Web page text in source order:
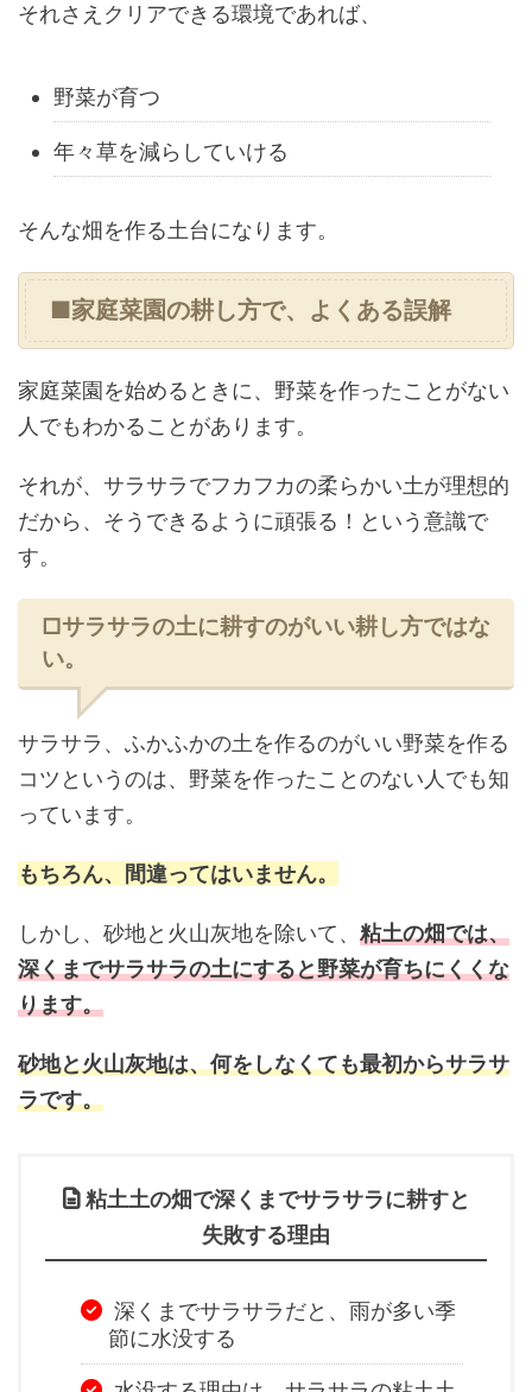
それさえクリアできる環境であれば、
野菜が育つ
年々草を減らしていける
そんな畑を作る土台になります。
■家庭菜園の耕し方で、よくある誤解
家庭菜園を始めるときに、野菜を作ったことがない
人でもわかることがあります。
それが、サラサラでフカフカの柔らかい土が理想的
だから、そうできるように頑張る！という意識で
す。
□サラサラの土に耕すのがいい耕し方ではな
い。
サラサラ、ふかふかの土を作るのがいい野菜を作る
コツというのは、野菜を作ったことのない人でも知
っています。
もちろん、間違ってはいません。
しかし、砂地と火山灰地を除いて、 粘土の畑では、
深くまでサラサラの土にすると野菜が育ちにくくな
ります。
砂地と火山灰地は、何をしなくても最初からサラサ
ラです。
粘土土の畑で深くまでサラサラに耕すと
失敗する理由
深くまでサラサラだと、雨が多い季
節に水没する